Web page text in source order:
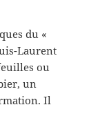
du «
Laurent
ou
un
Il